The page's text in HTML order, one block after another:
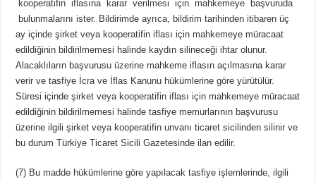
kooperatifin iflasına karar verilmesi için mahkemeye başvuruda
bulunmalarını ister. Bildirimde ayrıca, bildirim tarihinden itibaren üç
ay içinde şirket veya kooperatifin iflası için mahkemeye müracaat
edildiğinin bildirilmemesi halinde kaydın silineceği ihtar olunur.
Alacaklıların başvurusu üzerine mahkeme iflasın açılmasına karar
verir ve tasfiye İcra ve İflas Kanunu hükümlerine göre yürütülür.
Süresi içinde şirket veya kooperatifin iflası için mahkemeye müracaat
edildiğinin bildirilmemesi halinde tasfiye memurlarının başvurusu
üzerine ilgili şirket veya kooperatifin unvanı ticaret sicilinden silinir ve
bu durum Türkiye Ticaret Sicili Gazetesinde ilan edilir.
(7) Bu madde hükümlerine göre yapılacak tasfiye işlemlerinde, ilgili